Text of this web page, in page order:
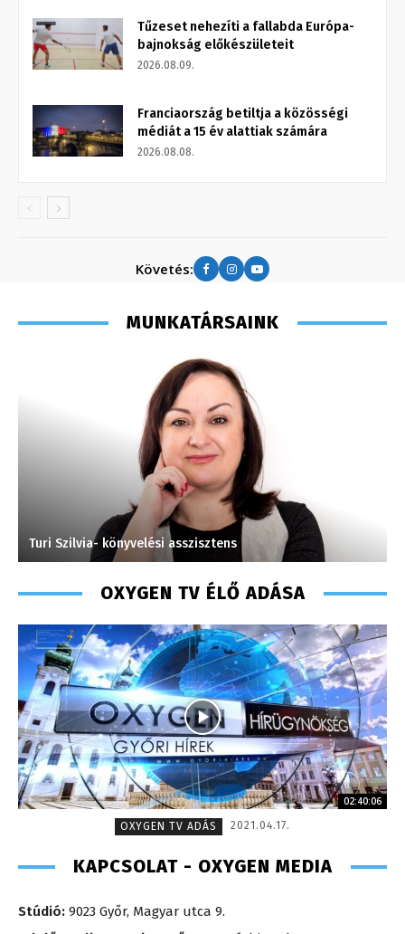
Tűzeset nehezíti a fallabda Európa-
bajnokság előkészületeit
2026.08.09.
Franciaország betiltja a közösségi
médiát a 15 év alattiak számára
2026.08.08.
Követés:
MUNKATÁRSAINK
Turi Szilvia- könyvelési asszisztens
OXYGEN TV ÉLŐ ADÁSA
02:40:06
OXYGEN TV ADÁS
2021.04.17.
KAPCSOLAT - OXYGEN MEDIA
Stúdió: 9023 Győr, Magyar utca 9.